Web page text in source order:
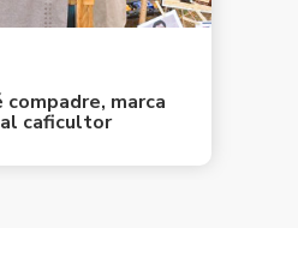
compadre, marca
caficultor